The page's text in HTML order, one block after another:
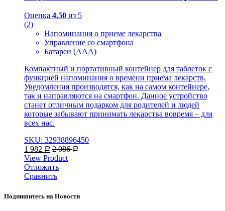
Оценка 4.50 из 5
(2)
Напоминания о приеме лекарства
Управление со смартфона
Батареи (ААА)
Компактный и портативный контейнер для таблеток с
функцией напоминания о времени приема лекарств.
Уведомления производятся, как на самом контейнере,
так и направляются на смартфон. Данное устройство
станет отличным подарком для родителей и людей
которые забывают принимать лекарства вовремя – для
всех нас.
SKU: 32938896450
1 982 Р 2 086Р
View Product
Отложить
Сравнить
Подпишитесь на Новости